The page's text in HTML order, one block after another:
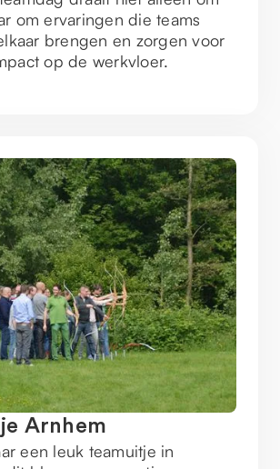
om ervaringen die teams
brengen en zorgen voor
op de werkvloer.
Arnhem
een leuk teamuitje in